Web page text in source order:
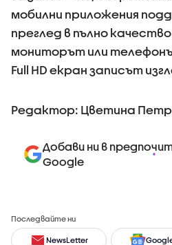
мобилни приложения
преглед в пълно
мониторът или
Full HD екран записът
Редактор: Цветина
Добави ни в
Google
Последвайте ни
NewsLetter